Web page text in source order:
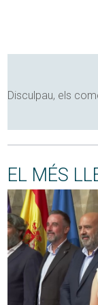
Disculpau, els
EL MÉS